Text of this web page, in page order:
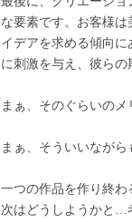
な要素です。お客様
イデアを求める傾向
に刺激を与え、彼らの
まぁ、そのぐらいの
まぁ、そういいながら
一つの作品を作り終わ
次はどうしようかと…